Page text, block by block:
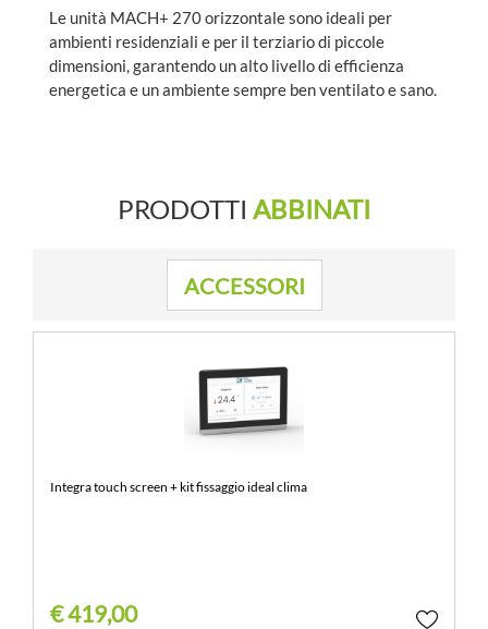
Le unità MACH+ 270 orizzontale sono ideali per
ambienti residenziali e per il terziario di piccole
dimensioni, garantendo un alto livello di efficienza
energetica e un ambiente sempre ben ventilato e sano.
PRODOTTI ABBINATI
ACCESSORI
Integra touch screen + kit fissaggio ideal clima
€ 419,00